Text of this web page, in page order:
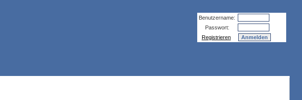
Benutzername:
Passwort:
Registrieren